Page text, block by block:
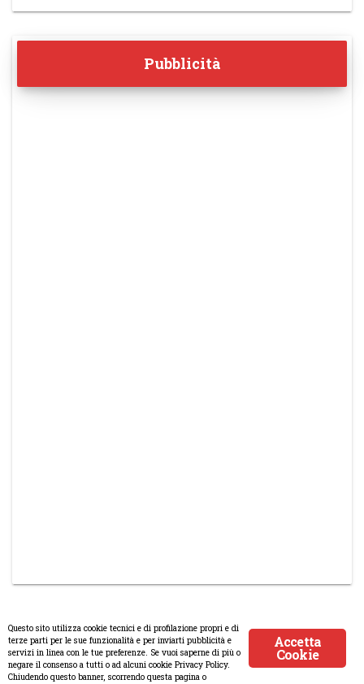
Pubblicità
© Copyright 2008-2017 Scenaripolitici.com - Tutti i diritti riservati.
Accetta
Cookie
Questo sito utilizza cookie tecnici e di profilazione propri e di
terze parti per le sue funzionalità e per inviarti pubblicità e
servizi in linea con le tue preferenze. Se vuoi saperne di più o
negare il consenso a tutti o ad alcuni cookie Privacy Policy.
Chiudendo questo banner, scorrendo questa pagina o